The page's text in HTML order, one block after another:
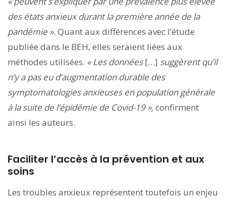
des états anxieux durant la première année de la
pandémie ».Quant aux différences avec l’étude
publiée dans le BEH, elles seraient liées aux
méthodes utilisées. « Les données[…] suggèrent qu’il
n’y a pas eu d’augmentation durable des
symptomatologies anxieuses en population générale
à la suite de l’épidémie de Covid-19 », confirment
ainsi les auteurs.
Faciliter l’accès à la prévention et aux
soins
Les troubles anxieux représentent toutefois un enjeu